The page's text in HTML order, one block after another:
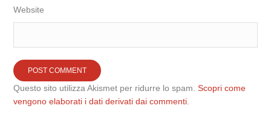
Website
Questo sito utilizza Akismet per ridurre lo spam.Scopri come
vengono elaborati i dati derivati dai commenti